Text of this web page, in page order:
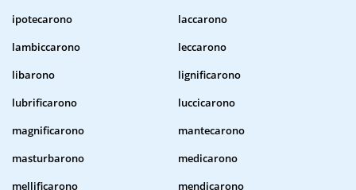
ipotecarono
laccarono
lambiccarono
leccarono
libarono
lignificarono
lubrificarono
luccicarono
magnificarono
mantecarono
masturbarono
medicarono
mellificarono
mendicarono